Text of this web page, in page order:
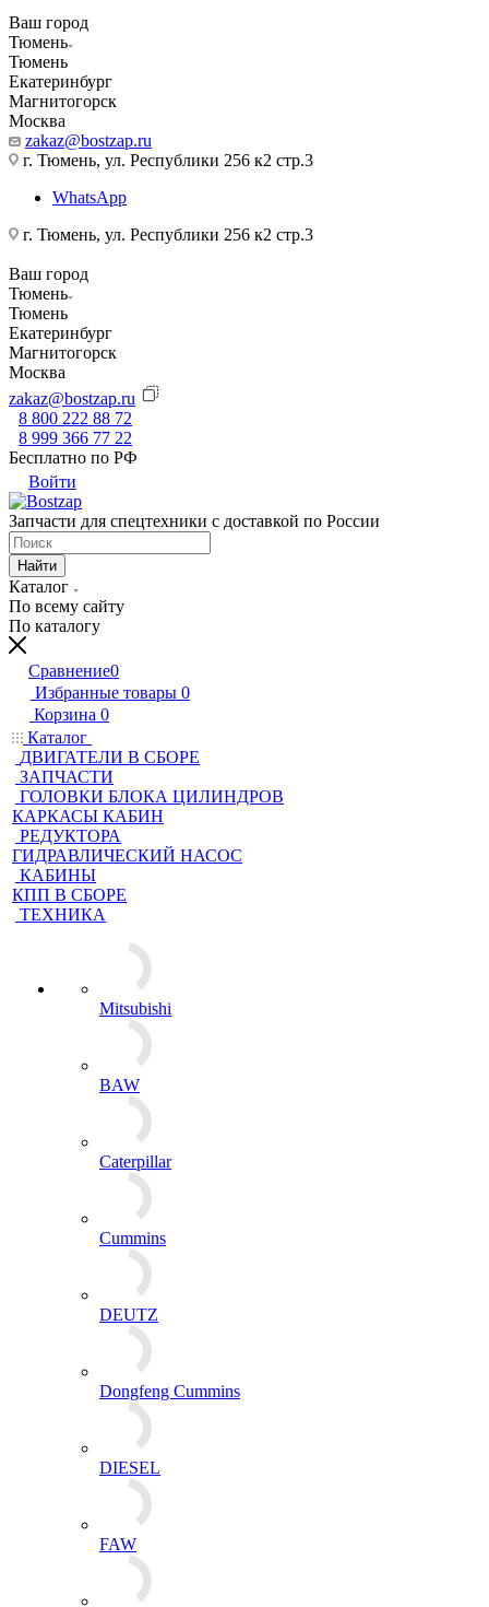
Ваш город
Тюмень
Тюмень
Екатеринбург
Магнитогорск
Москва
zakaz@bostzap.ru
г. Тюмень, ул. Республики 256 к2 стр.3
WhatsApp
г. Тюмень, ул. Республики 256 к2 стр.3
Ваш город
Тюмень
Тюмень
Екатеринбург
Магнитогорск
Москва
zakaz@bostzap.ru
8 800 222 88 72
8 999 366 77 22
Бесплатно по РФ
Войти
Запчасти для спецтехники с доставкой по России
Найти
Каталог
По всему сайту
По каталогу
Сравнение0
Избранные товары 0
Корзина 0
Каталог
ДВИГАТЕЛИ В СБОРЕ
ЗАПЧАСТИ
ГОЛОВКИ БЛОКА ЦИЛИНДРОВ
КАРКАСЫ КАБИН
РЕДУКТОРА
ГИДРАВЛИЧЕСКИЙ НАСОС
КАБИНЫ
КПП В СБОРЕ
ТЕХНИКА
Mitsubishi
BAW
Caterpillar
Cummins
DEUTZ
Dongfeng Cummins
DIESEL
FAW